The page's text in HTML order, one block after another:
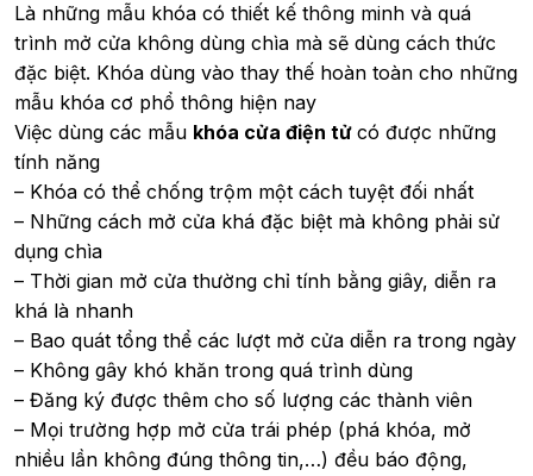
Là những mẫu khóa có thiết kế thông minh và quá
trình mở cửa không dùng chìa mà sẽ dùng cách thức
đặc biệt. Khóa dùng vào thay thế hoàn toàn cho những
mẫu khóa cơ phổ thông hiện nay
Việc dùng các mẫu khóa cửa điện tử có được những
tính năng
– Khóa có thể chống trộm một cách tuyệt đối nhất
– Những cách mở cửa khá đặc biệt mà không phải sử
dụng chìa
– Thời gian mở cửa thường chỉ tính bằng giây, diễn ra
khá là nhanh
– Bao quát tổng thể các lượt mở cửa diễn ra trong ngày
– Không gây khó khăn trong quá trình dùng
– Đăng ký được thêm cho số lượng các thành viên
– Mọi trường hợp mở cửa trái phép (phá khóa, mở
nhiều lần không đúng thông tin,…) đều báo động,